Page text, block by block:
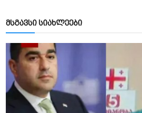
მსგავსი სიახლეები